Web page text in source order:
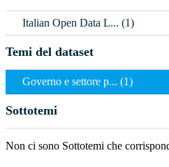
Italian Open Data L... (1)
Temi del dataset
Governo e settore p... (1)
Sottotemi
Non ci sono Sottotemi che